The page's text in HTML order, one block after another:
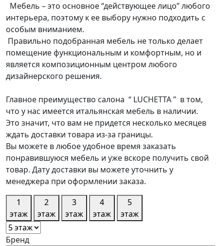
Мебель – это основное “действующее лицо” любого
интерьера, поэтому к ее выбору нужно подходить с
особым вниманием.
Правильно подобранная мебель не только делает
помещение функциональным и комфортным, но и
является композиционным центром любого
дизайнерского решения.
Главное преимущество салона “ LUCHETTA ” в том,
что у нас имеется итальянская мебель в наличии.
Это значит, что вам не придется несколько месяцев
ждать доставки товара из-за границы.
Вы можете в любое удобное время заказать
понравившуюся мебель и уже вскоре получить свой
товар. Дату доставки вы можете уточнить у
менеджера при оформлении заказа.
1
этаж
2
этаж
3
этаж
4
этаж
5
этаж
Бренд